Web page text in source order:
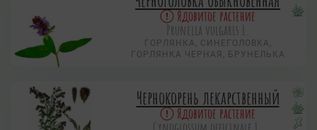
Ядовитое растение
Prunella vulgaris L.
ГОРЛЯНКА, СИНЕГОЛОВКА,
ГОРЛЯНКА ЧЕРНАЯ, БРУНЕЛЬКА
Чернокорень лекарственный
Ядовитое растение